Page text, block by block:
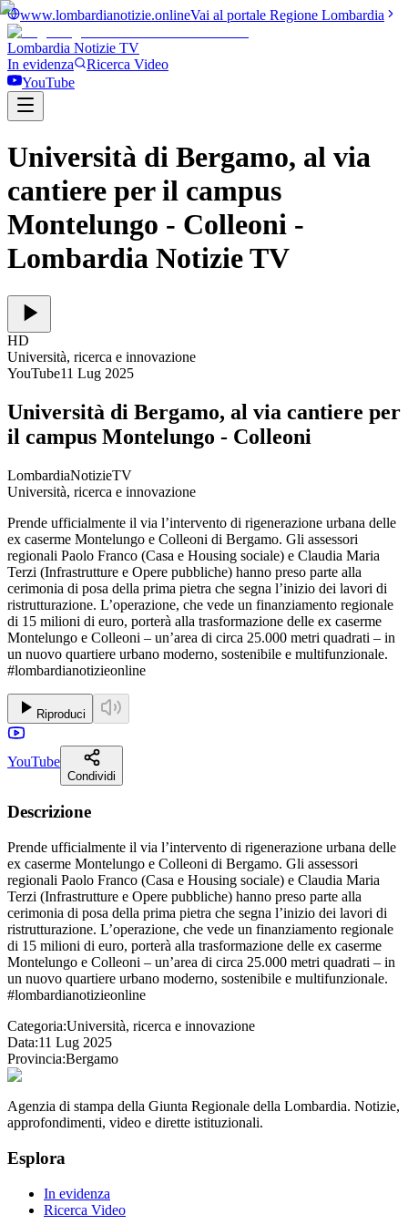
www.lombardianotizie.onlineVai al portale Regione Lombardia
Lombardia Notizie TV
In evidenza
Ricerca Video
YouTube
Università di Bergamo, al via
cantiere per il campus
Montelungo - Colleoni -
Lombardia Notizie TV
HD
Università, ricerca e innovazione
YouTube11 Lug 2025
Università di Bergamo, al via cantiere per
il campus Montelungo - Colleoni
LombardiaNotizieTV
Università, ricerca e innovazione
Prende ufficialmente il via l’intervento di rigenerazione urbana delle
ex caserme Montelungo e Colleoni di Bergamo. Gli assessori
regionali Paolo Franco (Casa e Housing sociale) e Claudia Maria
Terzi (Infrastrutture e Opere pubbliche) hanno preso parte alla
cerimonia di posa della prima pietra che segna l’inizio dei lavori di
ristrutturazione. L’operazione, che vede un finanziamento regionale
di 15 milioni di euro, porterà alla trasformazione delle ex caserme
Montelungo e Colleoni – un’area di circa 25.000 metri quadrati – in
un nuovo quartiere urbano moderno, sostenibile e multifunzionale.
#lombardianotizieonline
Riproduci
YouTube
Condividi
Descrizione
Prende ufficialmente il via l’intervento di rigenerazione urbana delle
ex caserme Montelungo e Colleoni di Bergamo. Gli assessori
regionali Paolo Franco (Casa e Housing sociale) e Claudia Maria
Terzi (Infrastrutture e Opere pubbliche) hanno preso parte alla
cerimonia di posa della prima pietra che segna l’inizio dei lavori di
ristrutturazione. L’operazione, che vede un finanziamento regionale
di 15 milioni di euro, porterà alla trasformazione delle ex caserme
Montelungo e Colleoni – un’area di circa 25.000 metri quadrati – in
un nuovo quartiere urbano moderno, sostenibile e multifunzionale.
#lombardianotizieonline
Categoria:Università, ricerca e innovazione
Data:11 Lug 2025
Provincia:Bergamo
Agenzia di stampa della Giunta Regionale della Lombardia. Notizie,
approfondimenti, video e dirette istituzionali.
Esplora
In evidenza
Ricerca Video